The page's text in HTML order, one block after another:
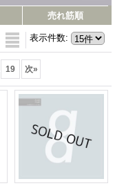
売れ筋順
表示件数:
19 次»